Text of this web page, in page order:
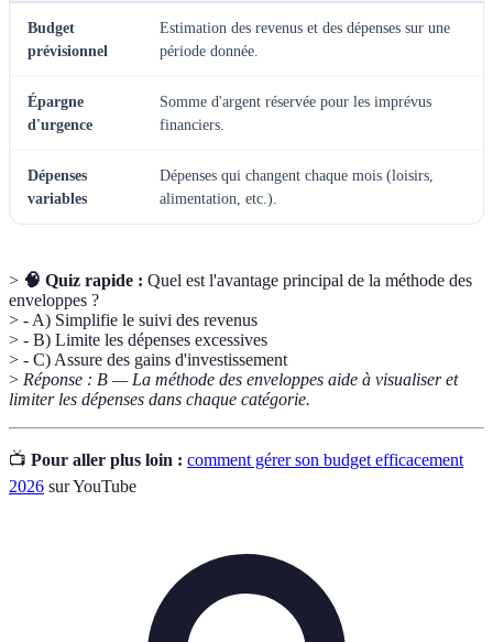
Budget
prévisionnel
Estimation des revenus et des dépenses sur une
période donnée.
Épargne
d'urgence
Somme d'argent réservée pour les imprévus
financiers.
Dépenses
variables
Dépenses qui changent chaque mois (loisirs,
alimentation, etc.).
> 🧠 Quiz rapide : Quel est l'avantage principal de la méthode des
enveloppes ?
> - A) Simplifie le suivi des revenus
> - B) Limite les dépenses excessives
> - C) Assure des gains d'investissement
> Réponse : B — La méthode des enveloppes aide à visualiser et
limiter les dépenses dans chaque catégorie.
📺 Pour aller plus loin : comment gérer son budget efficacement
2026 sur YouTube